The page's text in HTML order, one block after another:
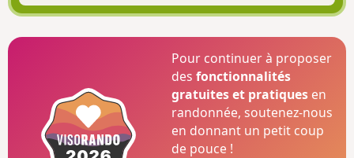
Pour continuer à proposer
desfonctionnalités
gratuites et pratiques en
randonnée, soutenez-nous
en donnant un petit coup
de pouce !